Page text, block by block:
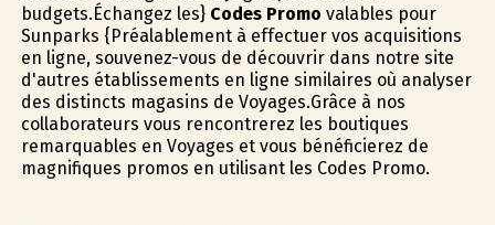
budgets.Échangez les} Codes Promo valables pour
Sunparks {Préalablement à effectuer vos acquisitions
en ligne, souvenez-vous de découvrir dans notre site
d'autres établissements en ligne similaires où analyser
des distincts magasins de Voyages.Grâce à nos
collaborateurs vous rencontrerez les boutiques
remarquables en Voyages et vous bénéficierez de
magnifiques promos en utilisant les Codes Promo.